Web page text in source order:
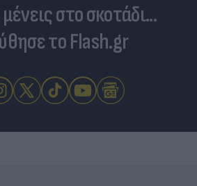
στο σκοτάδι...
το Flash.gr